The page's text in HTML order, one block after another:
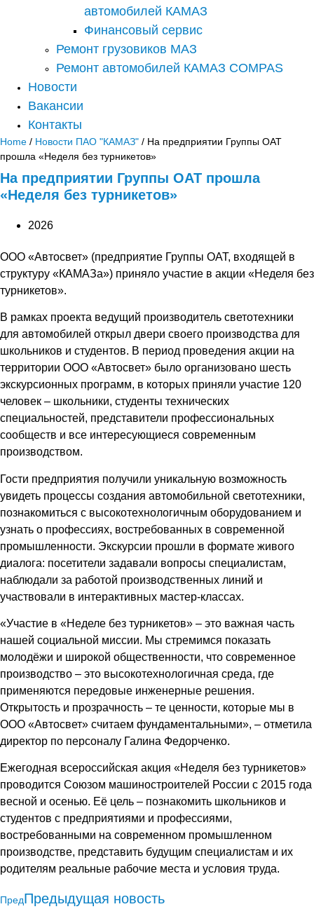
автомобилей КАМАЗ
Финансовый сервис
Ремонт грузовиков МАЗ
Ремонт автомобилей КАМАЗ COMPAS
Новости
Вакансии
Контакты
Home / Новости ПАО "КАМАЗ" / На предприятии Группы ОАТ
прошла «Неделя без турникетов»
На предприятии Группы ОАТ прошла
«Неделя без турникетов»
2026
ООО «Автосвет» (предприятие Группы ОАТ, входящей в
структуру «КАМАЗа») приняло участие в акции «Неделя без
турникетов».
В рамках проекта ведущий производитель светотехники
для автомобилей открыл двери своего производства для
школьников и студентов. В период проведения акции на
территории ООО «Автосвет» было организовано шесть
экскурсионных программ, в которых приняли участие 120
человек – школьники, студенты технических
специальностей, представители профессиональных
сообществ и все интересующиеся современным
производством.
Гости предприятия получили уникальную возможность
увидеть процессы создания автомобильной светотехники,
познакомиться с высокотехнологичным оборудованием и
узнать о профессиях, востребованных в современной
промышленности. Экскурсии прошли в формате живого
диалога: посетители задавали вопросы специалистам,
наблюдали за работой производственных линий и
участвовали в интерактивных мастер-классах.
«Участие в «Неделе без турникетов» – это важная часть
нашей социальной миссии. Мы стремимся показать
молодёжи и широкой общественности, что современное
производство – это высокотехнологичная среда, где
применяются передовые инженерные решения.
Открытость и прозрачность – те ценности, которые мы в
ООО «Автосвет» считаем фундаментальными», – отметила
директор по персоналу Галина Федорченко.
Ежегодная всероссийская акция «Неделя без турникетов»
проводится Союзом машиностроителей России с 2015 года
весной и осенью. Её цель – познакомить школьников и
студентов с предприятиями и профессиями,
востребованными на современном промышленном
производстве, представить будущим специалистам и их
родителям реальные рабочие места и условия труда.
ПредПредыдущая новость